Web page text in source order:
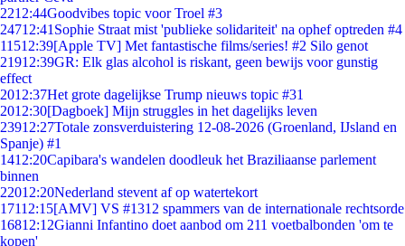
2212:44Goodvibes topic voor Troel #3
24712:41 Sophie Straat mist 'publieke solidariteit' na ophef optreden #4
11512:39[Apple TV] Met fantastische films/series! #2 Silo genot
21912:39GR: Elk glas alcohol is riskant, geen bewijs voor gunstig
effect
2012:37Het grote dagelijkse Trump nieuws topic #31
2012:30[Dagboek] Mijn struggles in het dagelijks leven
23912:27Totale zonsverduistering 12-08-2026 (Groenland, IJsland en
Spanje) #1
1412:20Capibara's wandelen doodleuk het Braziliaanse parlement
binnen
22012:20Nederland stevent af op watertekort
17112:15[AMV] VS #1312 spammers van de internationale rechtsorde
16812:12Gianni Infantino doet aanbod om 211 voetbalbonden 'om te
kopen'